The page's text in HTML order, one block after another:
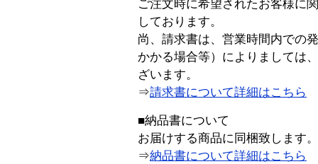
ご注文時に希望されたお客様に
しております。
尚、請求書は、営業時間内での
かかる場合等）によりましては
ざいます。
⇒請求書について詳細はこちら
■納品書について
お届けする商品に同梱致します。
⇒納品書について詳細はこちら